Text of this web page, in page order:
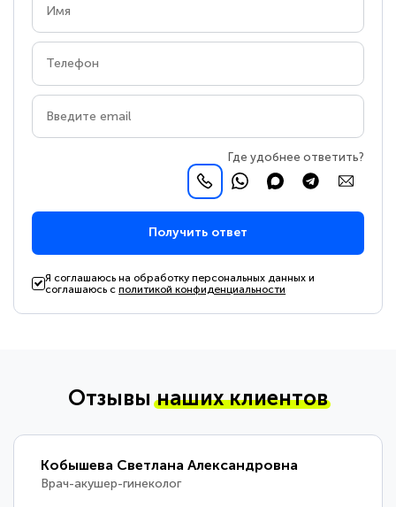
Где удобнее ответить?
Получить ответ
Я соглашаюсь на обработку персональных данных и
соглашаюсь сполитикой конфиденциальности
Отзывынаших клиентов
Кобышева Светлана Александровна
Врач-акушер-гинеколог